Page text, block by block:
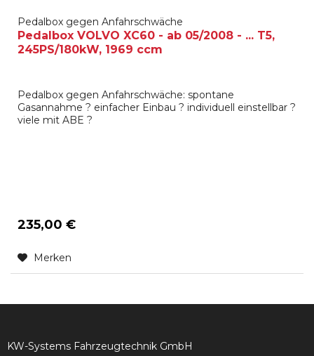
Pedalbox gegen Anfahrschwäche
Pedalbox VOLVO XC60 - ab 05/2008 - ... T5,
245PS/180kW, 1969 ccm
Pedalbox gegen Anfahrschwäche: spontane
Gasannahme ? einfacher Einbau ? individuell einstellbar ?
viele mit ABE ?
235,00 €
Merken
KW-Systems Fahrzeugtechnik GmbH